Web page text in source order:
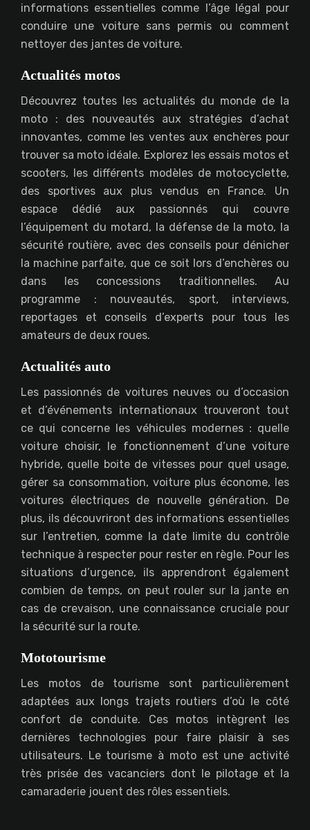
informations essentielles comme l’âge légal pour
conduire une voiture sans permis ou comment
nettoyer des jantes de voiture.
Actualités motos
Découvrez toutes les actualités du monde de la
moto : des nouveautés aux stratégies d’achat
innovantes, comme les ventes aux enchères pour
trouver sa moto idéale. Explorez les essais motos et
scooters, les différents modèles de motocyclette,
des sportives aux plus vendus en France. Un
espace dédié aux passionnés qui couvre
l’équipement du motard, la défense de la moto, la
sécurité routière, avec des conseils pour dénicher
la machine parfaite, que ce soit lors d’enchères ou
dans les concessions traditionnelles. Au
programme : nouveautés, sport, interviews,
reportages et conseils d’experts pour tous les
amateurs de deux roues.
Actualités auto
Les passionnés de voitures neuves ou d’occasion
et d’événements internationaux trouveront tout
ce qui concerne les véhicules modernes : quelle
voiture choisir, le fonctionnement d’une voiture
hybride, quelle boite de vitesses pour quel usage,
gérer sa consommation, voiture plus économe, les
voitures électriques de nouvelle génération. De
plus, ils découvriront des informations essentielles
sur l’entretien, comme la date limite du contrôle
technique à respecter pour rester en règle. Pour les
situations d’urgence, ils apprendront également
combien de temps, on peut rouler sur la jante en
cas de crevaison, une connaissance cruciale pour
la sécurité sur la route.
Mototourisme
Les motos de tourisme sont particulièrement
adaptées aux longs trajets routiers d’où le côté
confort de conduite. Ces motos intègrent les
dernières technologies pour faire plaisir à ses
utilisateurs. Le tourisme à moto est une activité
très prisée des vacanciers dont le pilotage et la
camaraderie jouent des rôles essentiels.